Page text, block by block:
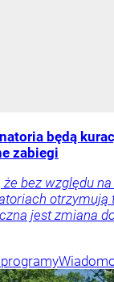
będą
zabiegi
bez względu
otrzymują
jest zmiana